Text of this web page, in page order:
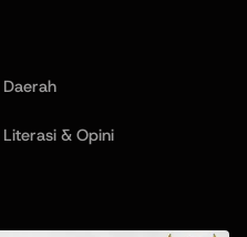
Daerah
Literasi & Opini